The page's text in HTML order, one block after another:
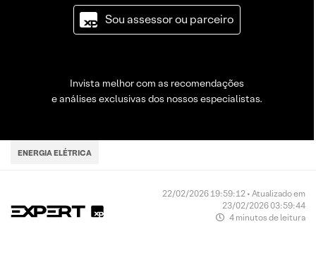
Sou assessor ou parceiro
Invista melhor com as recomendações
e análises exclusivas dos nossos especialistas.
ENERGIA ELÉTRICA
22/02/2026 19:59:12 • Atualizado em
23/02/2026 03:59:44
4 minutos de leitura